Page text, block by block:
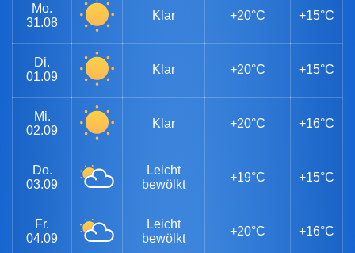
Mo.
31.08
Klar +20°C +15°C
Di.
01.09
Klar +20°C +15°C
Mi.
02.09
Klar +20°C +16°C
Do.
03.09
Leicht
bewölkt
+19°C +15°C
Fr.
04.09
Leicht
bewölkt
+20°C +16°C